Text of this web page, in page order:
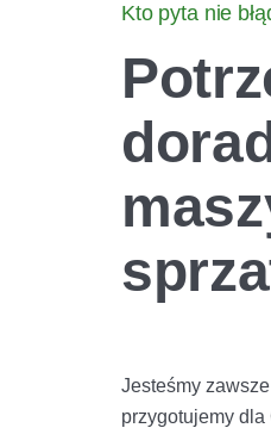
Kto pyta nie
Jesteśmy
przygotujemy